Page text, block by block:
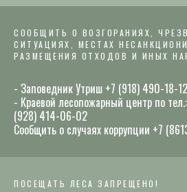
СООБЩИТЬ О ВОЗГОРАНИЯХ,
СИТУАЦИЯХ, МЕСТАХ
РАЗМЕЩЕНИЯ ОТХОДОВ И ИНЫХ
- Заповедник Утриш +7 (918) 490-18-12
- Краевой лесопожарный центр по
(928) 414-06-02
Сообщить о случаях коррупции +7
ПОСЕЩАТЬ ЛЕСА ЗАПРЕЩЕНО!